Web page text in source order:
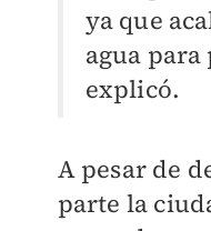
ya que
agua para
explicó.
A pesar de
parte la